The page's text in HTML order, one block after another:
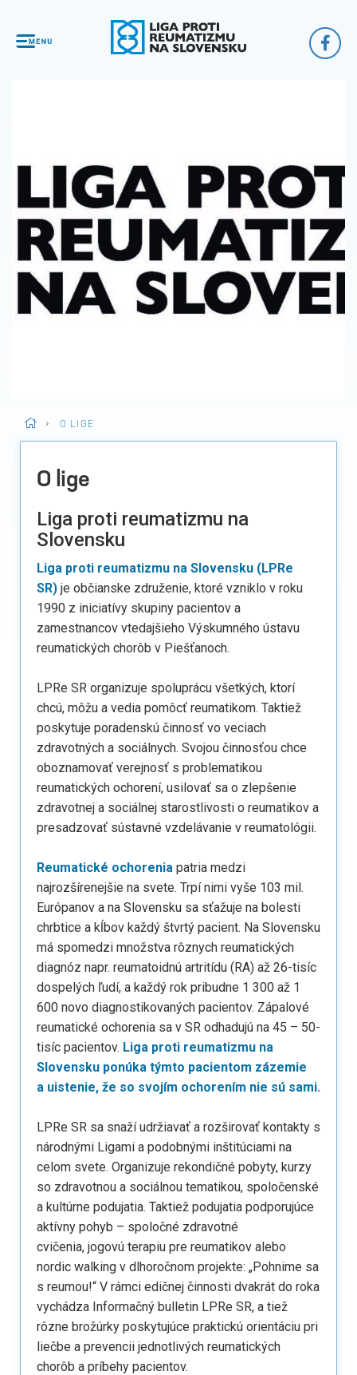
> O LIGE
O lige
Liga proti reumatizmu na
Slovensku
Liga proti reumatizmu na Slovensku (LPRe
SR) je občianske združenie, ktoré vzniklo v roku
1990 z iniciatívy skupiny pacientov a
zamestnancov vtedajšieho Výskumného ústavu
reumatických chorôb v Piešťanoch.
LPRe SR organizuje spoluprácu všetkých, ktorí
chcú, môžu a vedia pomôcť reumatikom. Taktiež
poskytuje poradenskú činnosť vo veciach
zdravotných a sociálnych. Svojou činnosťou chce
oboznamovať verejnosť s problematikou
reumatických ochorení, usilovať sa o zlepšenie
zdravotnej a sociálnej starostlivosti o reumatikov a
presadzovať sústavné vzdelávanie v reumatológii.
Reumatické ochorenia patria medzi
najrozšírenejšie na svete. Trpí nimi vyše 103 mil.
Európanov a na Slovensku sa sťažuje na bolesti
chrbtice a kĺbov každý štvrtý pacient. Na Slovensku
má spomedzi množstva rôznych reumatických
diagnóz napr. reumatoidnú artritídu (RA) až 26-tisíc
dospelých ľudí, a každý rok pribudne 1 300 až 1
600 novo diagnostikovaných pacientov. Zápalové
reumatické ochorenia sa v SR odhadujú na 45 – 50-
tisíc pacientov. Liga proti reumatizmu na
Slovensku ponúka týmto pacientom zázemie
a uistenie, že so svojím ochorením nie sú sami.
LPRe SR sa snaží udržiavať a rozširovať kontakty s
národnými Ligami a podobnými inštitúciami na
celom svete. Organizuje rekondičné pobyty, kurzy
so zdravotnou a sociálnou tematikou, spoločenské
a kultúrne podujatia. Taktiež podujatia podporujúce
aktívny pohyb – spoločné zdravotné
cvičenia, jogovú terapiu pre reumatikov alebo
nordic walking v dlhoročnom projekte: „Pohnime sa
s reumou!“ V rámci edičnej činnosti dvakrát do roka
vychádza Informačný bulletin LPRe SR, a tiež
rôzne brožúrky poskytujúce praktickú orientáciu pri
liečbe a prevencii jednotlivých reumatických
chorôb a príbehy pacientov.